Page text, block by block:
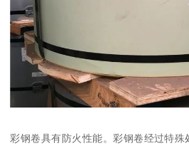
彩钢卷具有防火性能。彩钢卷经过特